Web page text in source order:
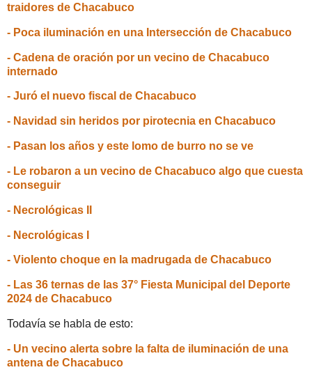
traidores de Chacabuco
- Poca iluminación en una Intersección de Chacabuco
- Cadena de oración por un vecino de Chacabuco
internado
- Juró el nuevo fiscal de Chacabuco
- Navidad sin heridos por pirotecnia en Chacabuco
- Pasan los años y este lomo de burro no se ve
- Le robaron a un vecino de Chacabuco algo que cuesta
conseguir
- Necrológicas II
- Necrológicas I
- Violento choque en la madrugada de Chacabuco
- Las 36 ternas de las 37° Fiesta Municipal del Deporte
2024 de Chacabuco
Todavía se habla de esto:
- Un vecino alerta sobre la falta de iluminación de una
antena de Chacabuco